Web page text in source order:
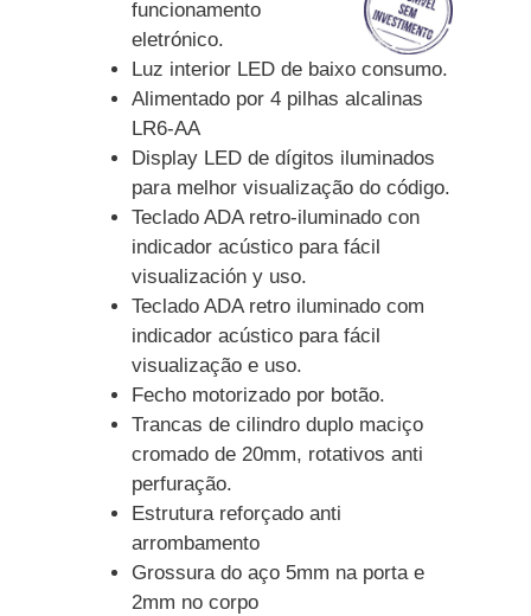
funcionamento
eletrónico.
Luz interior LED de baixo consumo.
Alimentado por 4 pilhas alcalinas
LR6-AA
Display LED de dígitos iluminados
para melhor visualização do código.
Teclado ADA retro-iluminado con
indicador acústico para fácil
visualización y uso.
Teclado ADA retro iluminado com
indicador acústico para fácil
visualização e uso.
Fecho motorizado por botão.
Trancas de cilindro duplo maciço
cromado de 20mm, rotativos anti
perfuração.
Estrutura reforçado anti
arrombamento
Grossura do aço 5mm na porta e
2mm no corpo